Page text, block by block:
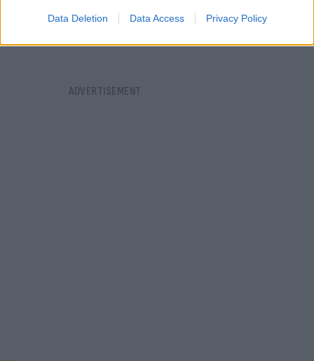
Data Deletion Data Access Privacy Policy